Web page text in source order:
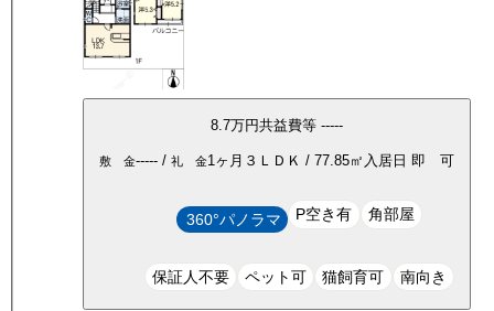
8.7万円共益費等-----
敷 金----- /礼 金1ヶ月 ３ＬＤＫ /77.85㎡ 入居日即 可
360°パノラマ P空き有 角部屋
保証人不要 ペット可 猫飼育可 南向き